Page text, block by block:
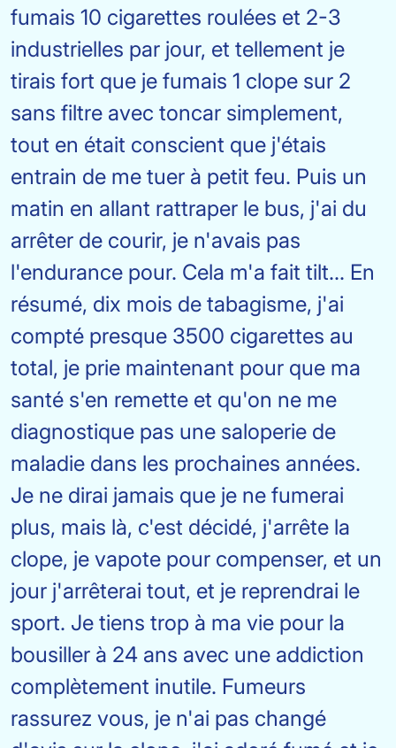
fumais 10 cigarettes roulées et 2-3
industrielles par jour, et tellement je
tirais fort que je fumais 1 clope sur 2
sans filtre avec toncar simplement,
tout en était conscient que j'étais
entrain de me tuer à petit feu. Puis un
matin en allant rattraper le bus, j'ai du
arrêter de courir, je n'avais pas
l'endurance pour. Cela m'a fait tilt... En
résumé, dix mois de tabagisme, j'ai
compté presque 3500 cigarettes au
total, je prie maintenant pour que ma
santé s'en remette et qu'on ne me
diagnostique pas une saloperie de
maladie dans les prochaines années.
Je ne dirai jamais que je ne fumerai
plus, mais là, c'est décidé, j'arrête la
clope, je vapote pour compenser, et un
jour j'arrêterai tout, et je reprendrai le
sport. Je tiens trop à ma vie pour la
bousiller à 24 ans avec une addiction
complètement inutile. Fumeurs
rassurez vous, je n'ai pas changé